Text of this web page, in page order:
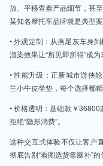
放、平移查看产品细节，甚
某知名摩托车品牌就是典型案
• 外观定制：从燕尾灰车身
渲染效果让“所见即所得”成为
• 性能升级：正新城市游侠
兰小牛皮坐垫，每个选择都精
• 价格透明：基础款￥36800
拒绝“隐形消费”。
这种交互式体验不仅让客户
彻底告别“看图选货靠脑补”的